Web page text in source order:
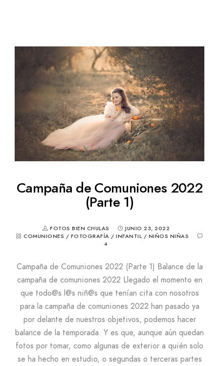
Campaña de Comuniones 2022
(Parte 1)
FOTOS BIEN CHULAS
JUNIO 23, 2022
COMUNIONES / FOTOGRAFÍA / INFANTIL / NIÑOS NIÑAS
4
Campaña de Comuniones 2022 (Parte 1) Balance de la
campaña de comuniones 2022 Llegado el momento en
que todo@s l@s niñ@s que tenían cita con nosotros
para la campaña de comuniones 2022 han pasado ya
por delante de nuestros objetivos, podemos hacer
balance de la temporada. Y es que, aunque aún quedan
fotos por tomar, como algunas de exterior a quién solo
se ha hecho en estudio, o segundas o terceras partes